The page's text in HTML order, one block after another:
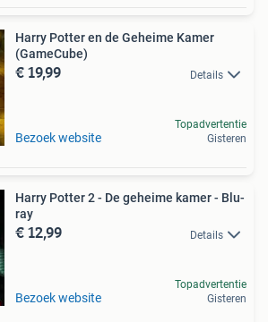
Harry Potter en de Geheime Kamer
(GameCube)
€ 19,99 Details
Bezoek website
Topadvertentie
Gisteren
Harry Potter 2 - De geheime kamer - Blu-
ray
€ 12,99 Details
Bezoek website
Topadvertentie
Gisteren